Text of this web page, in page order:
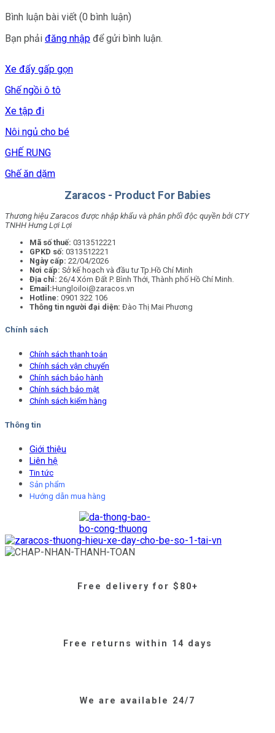
Bình luận bài viết (0 bình luận)
Bạn phải đăng nhập để gửi bình luận.
Xe đẩy gấp gọn
Ghế ngồi ô tô
Xe tập đi
Nôi ngủ cho bé
GHẾ RUNG
Ghế ăn dặm
Zaracos - Product For Babies
Thương hiệu Zaracos được nhập khẩu và phân phối độc quyền bởi CTY
TNHH Hưng Lợi Lợi
Mã số thuế: 0313512221
GPKD số: 0313512221
Ngày cấp: 22/04/2026
Nơi cấp: Sở kế hoạch và đầu tư Tp.Hồ Chí Minh
Địa chỉ: 26/4 Xóm Đất P. Bình Thới, Thành phố Hồ Chí Minh.
Email:Hungloiloi@zaracos.vn
Hotline: 0901 322 106
Thông tin người đại diện: Đào Thị Mai Phương
Chính sách
Chính sách thanh toán
Chính sách vận chuyển
Chính sách bảo hành
Chính sách bảo mật
Chính sách kiểm hàng
Thông tin
Giới thiệu
Liên hệ
Tin tức
Sản phẩm
Hướng dẫn mua hàng
Free delivery for $80+
Free returns within 14 days
We are available 24/7